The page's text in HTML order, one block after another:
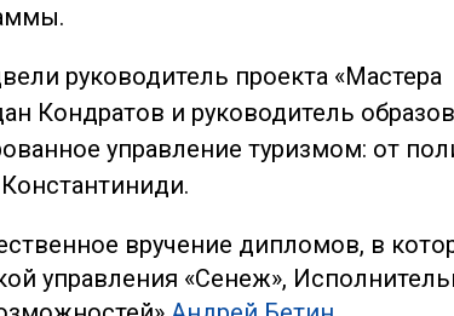
руководитель проекта «Мастера
Кондратов и руководитель
управление туризмом: от
вручение дипломов, в
управления «Сенеж»,